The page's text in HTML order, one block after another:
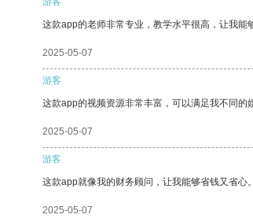
这款app的老师非常专业，教学水平很高，让我能
2025-05-07
游客
这款app的视频资源非常丰富，可以满足我不同的
2025-05-07
游客
这款app就像我的财务顾问，让我能够省钱又省心。
2025-05-07